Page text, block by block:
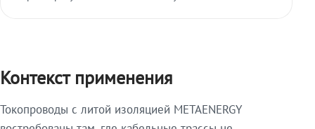
Контекст применения
Токопроводы с литой изоляцией METAENERGY